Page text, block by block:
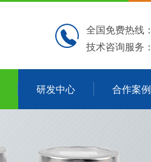
全国免费热线：
技术咨询服务：
研发中心 合作案例